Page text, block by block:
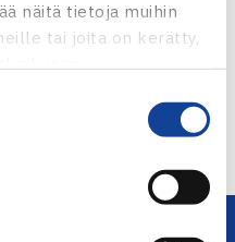
näitä tietoja muihin
tai joita on kerätty,
voitti Ramirezin…